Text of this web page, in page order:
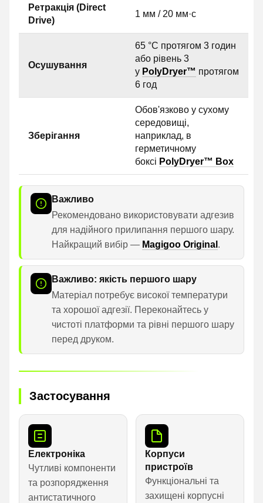
Ретракція (Direct
Drive)
1 мм / 20 мм·с
Осушування
65 °C протягом 3 годин
або рівень 3
у PolyDryer™ протягом
6 год
Зберігання
Обов'язково у сухому
середовищі,
наприклад, в
герметичному
боксі PolyDryer™ Box
Важливо
Рекомендовано використовувати адгезив
для надійного прилипання першого шару.
Найкращий вибір — Magigoo Original .
Важливо: якість першого шару
Матеріал потребує високої температури
та хорошої адгезії. Переконайтесь у
чистоті платформи та рівні першого шару
перед друком.
Застосування
Електроніка
Чутливі компоненти
та розпорядження
антистатичного
Корпуси
пристроїв
Функціональні та
захищені корпусні